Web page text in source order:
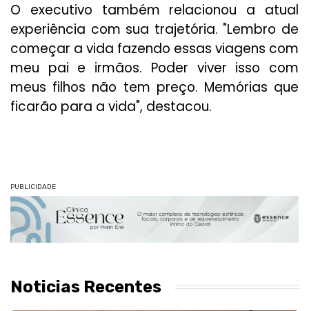
O executivo também relacionou a atual
experiência com sua trajetória. "Lembro de
começar a vida fazendo essas viagens com
meu pai e irmãos. Poder viver isso com
meus filhos não tem preço. Memórias que
ficarão para a vida", destacou.
PUBLICIDADE
Noticias Recentes